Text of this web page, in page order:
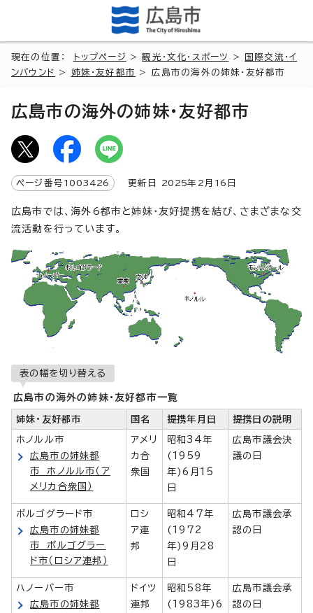
現在の位置： トップページ >観光・文化・スポーツ >
国際交流・イ
ンバウンド
> 姉妹・友好都市 > 広島市の海外の姉妹・友好都市
広島市の海外の姉妹・友好都市
ページ番号 1003426 更新日 2025年2月 16 日
広島市では、海外6都市と姉妹・友好提携を結び、さまざまな交
流活動を行っています。
表の幅を切り替える
広島市の海外の姉妹・友好都市一覧
姉妹・友好都市 国名 提携年月日 提携日の説明
ホノルル市
広島市の姉妹都
市 ホノルル市（ア
メリカ合衆国）
アメリ
カ合
衆国
昭和34年
(1959
年)6月15
日
広島市議会決
議の日
ボルゴグラード市
広島市の姉妹都
市 ボルゴグラー
ド市（ロシア連邦）
ロシ
ア連
邦
昭和47年
(1972
年)9月28
日
広島市議会承
認の日
ハノーバー市
広島市の姉妹都
ドイツ
連邦
昭和58年
(1983年)6
広島市議会承
認の日